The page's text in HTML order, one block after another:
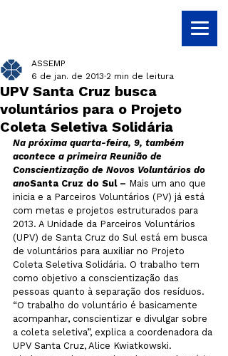
UPV Santa Cruz busca
voluntários para o Projeto
Coleta Seletiva Solidária
ASSEMP
6 de jan. de 2013 2 min de leitura
Na próxima quarta-feira, 9, também
acontece a primeira Reunião de
Conscientização de Novos Voluntários do
anoSanta Cruz do Sul – Mais um ano que
inicia e a Parceiros Voluntários (PV) já está
com metas e projetos estruturados para
2013. A Unidade da Parceiros Voluntários
(UPV) de Santa Cruz do Sul está em busca
de voluntários para auxiliar no Projeto
Coleta Seletiva Solidária. O trabalho tem
como objetivo a conscientização das
pessoas quanto à separação dos resíduos.
“O trabalho do voluntário é basicamente
acompanhar, conscientizar e divulgar sobre
a coleta seletiva”, explica a coordenadora da
UPV Santa Cruz, Alice Kwiatkowski.